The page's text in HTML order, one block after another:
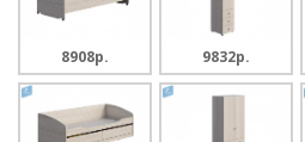
8908p. 9832p.